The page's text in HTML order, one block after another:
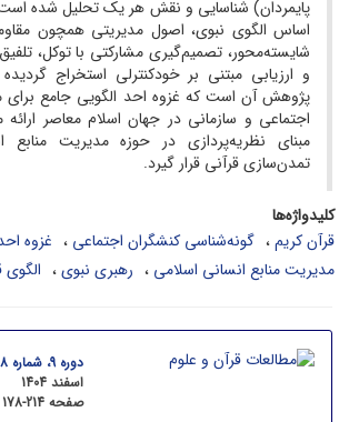
پایمردان) شناسایی و نقش هر یک تحلیل شده
اساس الگوی نبوی، اصول مدیریتی همچون
شایسته‌محور، تصمیم‌گیری مشارکتی با توکل،
و ارزیابی مبتنی بر خودکنترلی استخراج
پژوهش آن است که غزوه احد الگویی جامع برای
اجتماعی و سازمانی در جهان اسلام معاصر
مبنای نظریه‌پردازی در حوزه مدیریت منابع
تمدن‌سازی قرآنی قرار گیرد.
کلیدواژه‌ها
قرآن کریم
گونه‌شناسی کنشگران اجتماعی
غزوه
مدیریت منابع انسانی اسلامی
رهبری نبوی
دوره 9، شماره 18
اسفند 1404
صفحه 178-214